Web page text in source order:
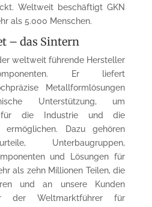
Weltweit beschäftigt GKN
als 5.000 Menschen.
– das Sintern
weltweit führende Hersteller
Er liefert
Metallformlösungen
Unterstützung, um
für die Industrie und die
ermöglichen. Dazu gehören
Unterbaugruppen,
und Lösungen für
als zehn Millionen Teilen, die
und an unsere Kunden
der Weltmarktführer für